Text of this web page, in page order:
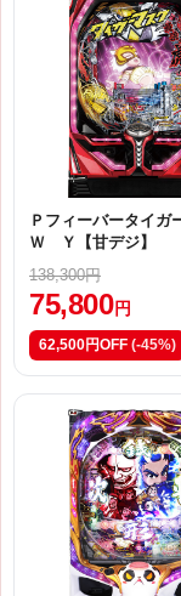
Ｐフィーバータイガ
Ｗ Ｙ【甘デジ】
138,300円
75,800 円
62,500円OFF (-45%)